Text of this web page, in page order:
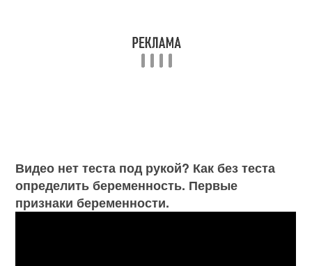
Видео нет теста под рукой? Как без теста
определить беременность. Первые
признаки беременности.